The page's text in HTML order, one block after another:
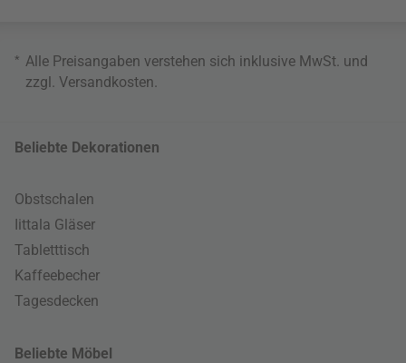
* Alle Preisangaben verstehen sich inklusive MwSt. und
zzgl. Versandkosten
Beliebte Dekorationen
Obstschalen
Iittala Gläser
Tabletttisch
Kaffeebecher
Tagesdecken
Beliebte Möbel